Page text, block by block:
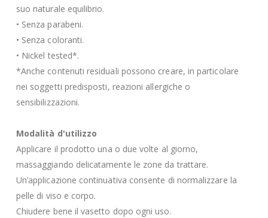
suo naturale equilibrio.
• Senza parabeni.
• Senza coloranti.
• Nickel tested*.
*Anche contenuti residuali possono creare, in particolare
nei soggetti predisposti, reazioni allergiche o
sensibilizzazioni.
Modalità d'utilizzo
Applicare il prodotto una o due volte al giorno,
massaggiando delicatamente le zone da trattare.
Un’applicazione continuativa consente di normalizzare la
pelle di viso e corpo.
Chiudere bene il vasetto dopo ogni uso.